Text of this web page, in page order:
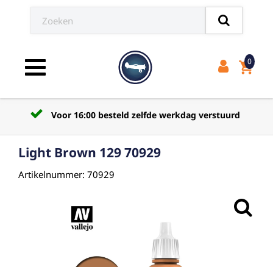
Toggle navigation shopping_cart
0
Voor 16:00 besteld zelfde werkdag verstuurd
Light Brown 129 70929
Artikelnummer: 70929